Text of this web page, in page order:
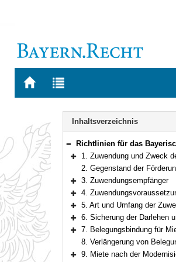
Zur
BAYERN.RECHT
Zur
letzten
Navigation
Inhaltsverzeichnis
Bereich reduzieren
Richtlinien für das Bayerische
Bereich erweitern
1. Zuwendung und Zweck
2. Gegenstand der
Bereich erweitern
3. Zuwendungsempfänger
Bereich erweitern
4.
Bereich erweitern
5. Art und Umfang der
Bereich erweitern
6. Sicherung der Darlehen und Weitergabe
Bereich erweitern
7. Belegungsbindung für
8. Verlängerung von Belegungs- und
9. Miete nach der